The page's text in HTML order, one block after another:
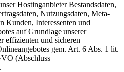
Hostinganbieter Bestandsdaten,
Nutzungsdaten, Meta-
Kunden, Interessenten und
auf Grundlage unserer
effizienten und sicheren
gem. Art. 6 Abs. 1 lit.
(Abschluss